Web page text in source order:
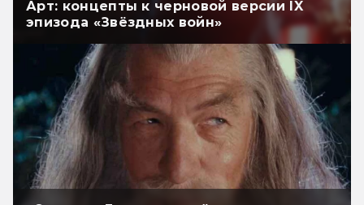
Арт: концепты к черновой версии IX
эпизода «Звёздных войн»